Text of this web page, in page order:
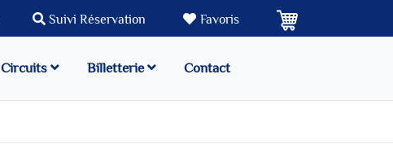
Suivi Réservation Favoris
Circuits Billetterie Contact